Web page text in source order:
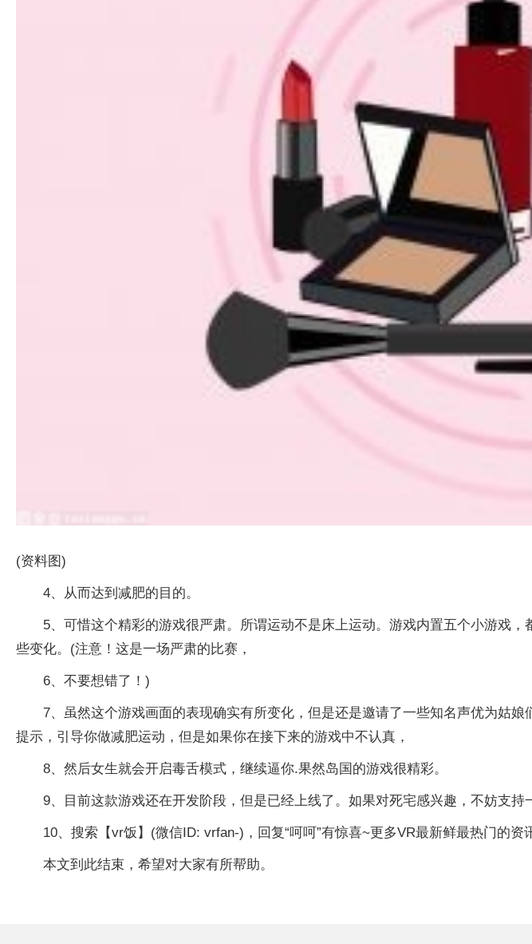
(资料图)
4、从而达到减肥的目的。
5、可惜这个精彩的游戏很严肃。所谓运动不是床上运动。游戏内置五个小游戏
些变化。(注意！这是一场严肃的比赛，
6、不要想错了！)
7、虽然这个游戏画面的表现确实有所变化，但是还是邀请了一些知名声优为姑
提示，引导你做减肥运动，但是如果你在接下来的游戏中不认真，
8、然后女生就会开启毒舌模式，继续逼你.果然岛国的游戏很精彩。
9、目前这款游戏还在开发阶段，但是已经上线了。如果对死宅感兴趣，不妨支持
10、搜索【vr饭】(微信ID: vrfan-)，回复“呵呵”有惊喜~更多VR最新鲜最热门的资
本文到此结束，希望对大家有所帮助。